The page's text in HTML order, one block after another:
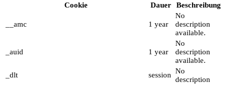
Cookie
Dauer Beschreibung
__amc 1 year
No
description
available.
_auid 1 year
No
description
available.
_dlt
session No
description